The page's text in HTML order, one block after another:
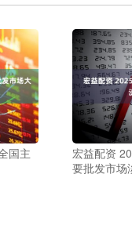
国主
宏益配资
要批发市场